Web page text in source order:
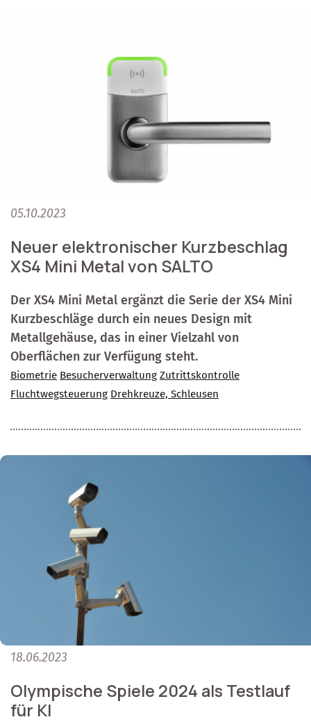
05.10.2023
Neuer elektronischer Kurzbeschlag
XS4 Mini Metal von SALTO
Der XS4 Mini Metal ergänzt die Serie der XS4 Mini
Kurzbeschläge durch ein neues Design mit
Metallgehäuse, das in einer Vielzahl von
Oberflächen zur Verfügung steht.
Biometrie Besucherverwaltung Zutrittskontrolle
Fluchtwegsteuerung Drehkreuze, Schleusen
18.06.2023
Olympische Spiele 2024 als Testlauf
für KI